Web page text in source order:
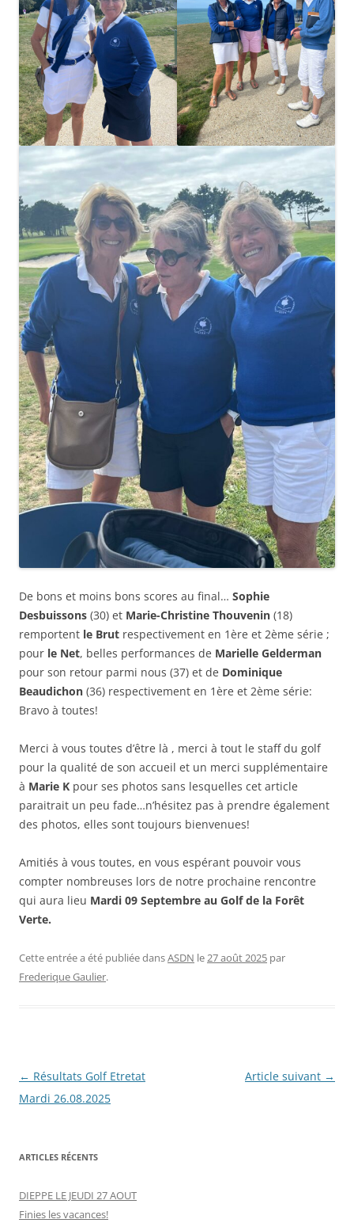
De bons et moins bons scores au final… Sophie
Desbuissons (30) et Marie-Christine Thouvenin (18)
remportent le Brut respectivement en 1ère et 2ème série ;
pour le Net, belles performances de Marielle Gelderman
pour son retour parmi nous (37) et de Dominique
Beaudichon (36) respectivement en 1ère et 2ème série:
Bravo à toutes!
Merci à vous toutes d’être là , merci à tout le staff du golf
pour la qualité de son accueil et un merci supplémentaire
à Marie K pour ses photos sans lesquelles cet article
paraitrait un peu fade…n’hésitez pas à prendre également
des photos, elles sont toujours bienvenues!
Amitiés à vous toutes, en vous espérant pouvoir vous
compter nombreuses lors de notre prochaine rencontre
qui aura lieu Mardi 09 Septembre au Golf de la Forêt
Verte.
Cette entrée a été publiée dansASDN le27 août 2025 par
Frederique Gaulier.
Navigation
des
← Résultats Golf Etretat
Mardi 26.08.2025
Article suivant →
ARTICLES RÉCENTS
DIEPPE LE JEUDI 27 AOUT
Finies les vacances!